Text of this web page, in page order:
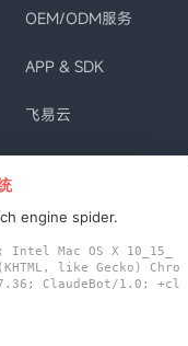
OEM/ODM服务
APP & SDK
飞易云
联系我们
engine spider.
Mac OS X 10_15_
like Gecko) Chro
ClaudeBot/1.0; +cl